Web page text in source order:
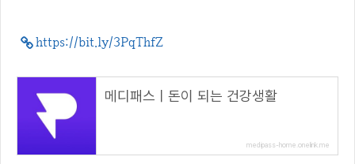
https://bit.ly/3PqThfZ
메디패스ㅣ돈이 되는 건강생활
medipass-home.onelink.me